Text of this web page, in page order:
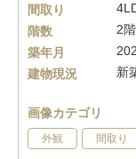
間取り
階数
2
築年月
建物現況
新
画像カテゴリ
外観 間取り